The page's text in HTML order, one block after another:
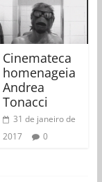
Cinemateca
homenageia
Andrea
Tonacci
31 de janeiro de
2017
0